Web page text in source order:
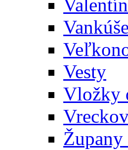
Vankúše
Vesty
Vložky
Župany